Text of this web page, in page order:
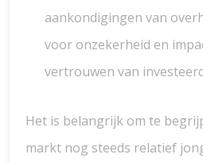
aankondigingen van
voor onzekerheid en
vertrouwen van
Het is belangrijk om te
markt nog steeds relatief